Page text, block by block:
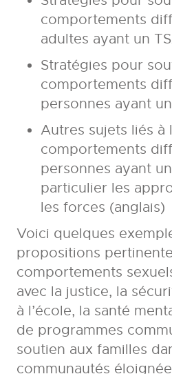
comportements
adultes ayant un
Stratégies pour
comportements
personnes ayant
Autres sujets liés à
comportements
personnes ayant
particulier les
les forces (anglais)
Voici quelques
propositions
comportements
avec la justice, la
à l’école, la santé
de programmes
soutien aux familles
communautés